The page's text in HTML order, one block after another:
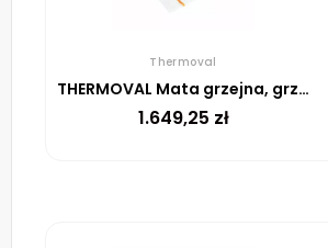
Thermoval
THERMOVAL Mata grzejna, grzewcza, elektryczna pod płytki TV TO 50 150 W/m² – 14m²
1.649,25 zł